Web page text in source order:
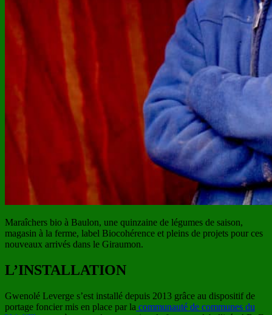
Maraîchers bio à Baulon, une quinzaine de légumes de saison,
magasin à la ferme, label Biocohérence et pleins de projets pour ces
nouveaux arrivés dans le Giraumon.
L’INSTALLATION
Gwenolé Leverge s’est installé depuis 2013 grâce au dispositif de
portage foncier mis en place par la communauté de communes du